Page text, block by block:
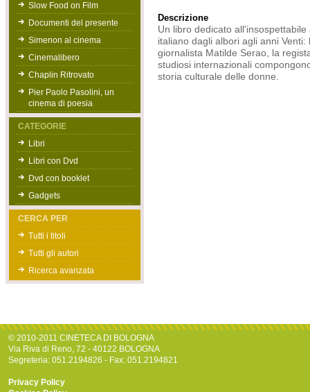
Slow Food on Film
Documenti del presente
Simenon al cinema
Cinemalibero
Chaplin Ritrovato
Pier Paolo Pasolini, un
cinema di poesia
CATEGORIE
Libri
Libri con Dvd
Dvd con booklet
Gadgets
CERCA PER
Tutti i titoli
Tutti gli autori
Ricerca avanzata
Descrizione
Un libro dedicato
italiano dagli albori agli anni
giornalista Matilde Serao, la
studiosi internazionali
storia culturale delle donne.
© 2010-2011 CINETECA DI BOLOGNA
Via Riva di Reno, 72 - 40122 BOLOGNA
Segreteria: 051.2194826 - Fax: 051.2194821
Privacy Policy